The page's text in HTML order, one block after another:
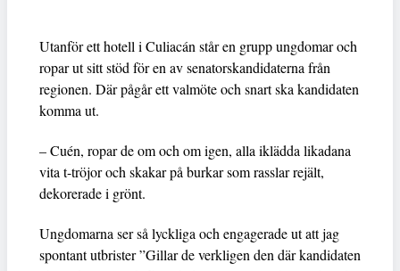
Utanför ett hotell i Culiacán står en grupp ungdomar och
ropar ut sitt stöd för en av senatorskandidaterna från
regionen. Där pågår ett valmöte och snart ska kandidaten
komma ut.
– Cuén, ropar de om och om igen, alla iklädda likadana
vita t-tröjor och skakar på burkar som rasslar rejält,
dekorerade i grönt.
Ungdomarna ser så lyckliga och engagerade ut att jag
spontant utbrister ”Gillar de verkligen den där kandidaten